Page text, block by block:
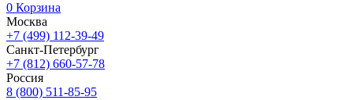
0 Корзина
Москва
+7 (499) 112-39-49
Санкт-Петербург
+7 (812) 660-57-78
Россия
8 (800) 511-85-95